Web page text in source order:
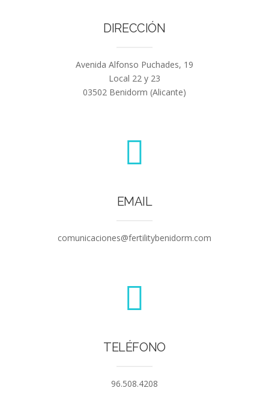
DIRECCIÓN
Avenida Alfonso Puchades, 19
Local 22 y 23
03502 Benidorm (Alicante)
EMAIL
comunicaciones@fertilitybenidorm.com
TELÉFONO
96.508.4208